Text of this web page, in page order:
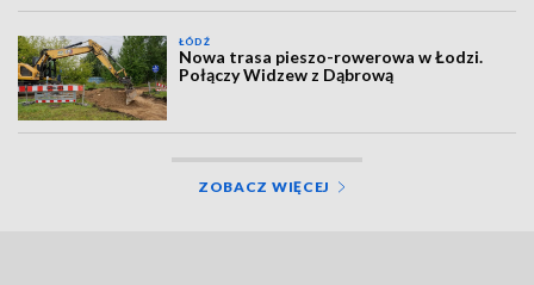
ŁÓDŹ
Nowa trasa pieszo-rowerowa w Łodzi.
Połączy Widzew z Dąbrową
ZOBACZ WIĘCEJ